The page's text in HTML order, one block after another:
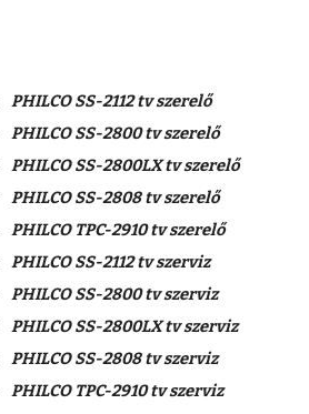
PHILCO SS-2112 tv szerelő
PHILCO SS-2800 tv szerelő
PHILCO SS-2800LX tv szerelő
PHILCO SS-2808 tv szerelő
PHILCO TPC-2910 tv szerelő
PHILCO SS-2112 tv szerviz
PHILCO SS-2800 tv szerviz
PHILCO SS-2800LX tv szerviz
PHILCO SS-2808 tv szerviz
PHILCO TPC-2910 tv szerviz